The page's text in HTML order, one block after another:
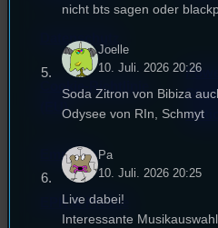
Datenschutz
Cookie-Richtlinie
(EU)
Empfang
EPK & Presse
nicht bts sagen oder
Joelle
10. Juli. 2026 20:26
Soda Zitron von Bibiza
Odysee von RIn, Schmyt
Pa
10. Juli. 2026 20:25
Live dabei!
Interessante